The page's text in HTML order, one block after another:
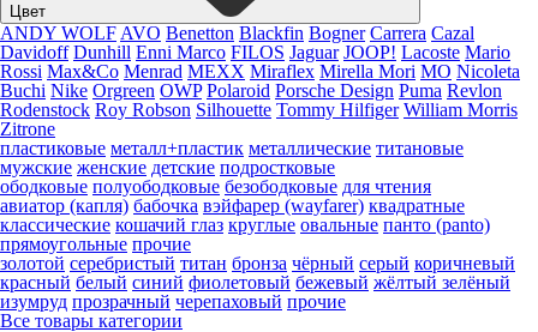
Цвет
ANDY WOLF AVO Benetton Blackfin Bogner Carrera Cazal
Davidoff Dunhill Enni Marco FILOS Jaguar JOOP! Lacoste Mario
Rossi Max&Co Menrad MEXX Miraflex Mirella Mori MO Nicoleta
Buchi Nike Orgreen OWP Polaroid Porsche Design Puma Revlon
Rodenstock Roy Robson Silhouette Tommy Hilfiger William Morris
Zitrone
пластиковые металл+пластик металлические титановые
мужские женские детские подростковые
ободковые полуободковые безободковые для чтения
авиатор (капля) бабочка вэйфарер (wayfarer) квадратные
классические кошачий глаз круглые овальные панто (panto)
прямоугольные прочие
золотой серебристый титан бронза чёрный серый коричневый
красный белый синий фиолетовый бежевый жёлтый зелёный
изумруд прозрачный черепаховый прочие
Все товары категории